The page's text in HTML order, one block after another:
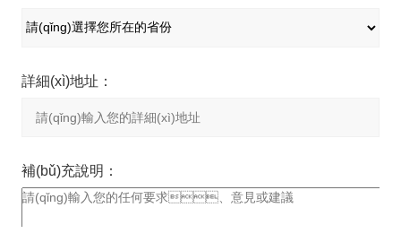
詳細(xì)地址：
補(bǔ)充說明：